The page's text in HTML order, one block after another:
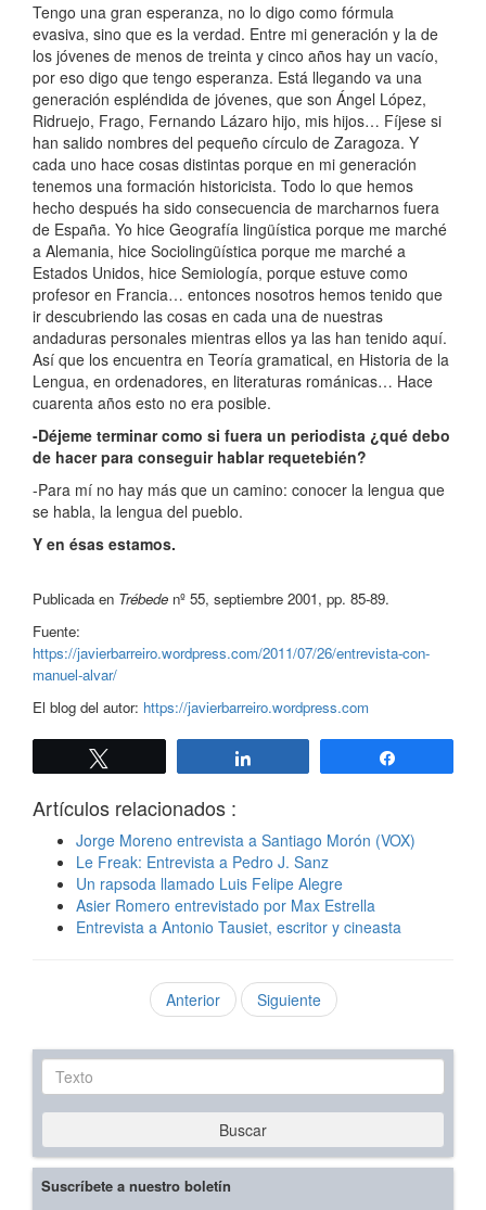
Tengo una gran esperanza, no lo digo como fórmula
evasiva, sino que es la verdad. Entre mi generación y la de
los jóvenes de menos de treinta y cinco años hay un vacío,
por eso digo que tengo esperanza. Está llegando va una
generación espléndida de jóvenes, que son Ángel López,
Ridruejo, Frago, Fernando Lázaro hijo, mis hijos… Fíjese si
han salido nombres del pequeño círculo de Zaragoza. Y
cada uno hace cosas distintas porque en mi generación
tenemos una formación historicista. Todo lo que hemos
hecho después ha sido consecuencia de marcharnos fuera
de España. Yo hice Geografía lingüística porque me marché
a Alemania, hice Sociolingüística porque me marché a
Estados Unidos, hice Semiología, porque estuve como
profesor en Francia… entonces nosotros hemos tenido que
ir descubriendo las cosas en cada una de nuestras
andaduras personales mientras ellos ya las han tenido aquí.
Así que los encuentra en Teoría gramatical, en Historia de la
Lengua, en ordenadores, en literaturas románicas… Hace
cuarenta años esto no era posible.
-Déjeme terminar como si fuera un periodista ¿qué debo
de hacer para conseguir hablar requetebién?
-Para mí no hay más que un camino: conocer la lengua que
se habla, la lengua del pueblo.
Y en ésas estamos.
Publicada en Trébede nº 55, septiembre 2001, pp. 85-89.
Fuente:
https://javierbarreiro.wordpress.com/2011/07/26/entrevista-con-
manuel-alvar/
El blog del autor: https://javierbarreiro.wordpress.com
Artículos relacionados :
Jorge Moreno entrevista a Santiago Morón (VOX)
Le Freak: Entrevista a Pedro J. Sanz
Un rapsoda llamado Luis Felipe Alegre
Asier Romero entrevistado por Max Estrella
Entrevista a Antonio Tausiet, escritor y cineasta
Anterior Siguiente
Texto
Buscar
Suscríbete a nuestro boletín